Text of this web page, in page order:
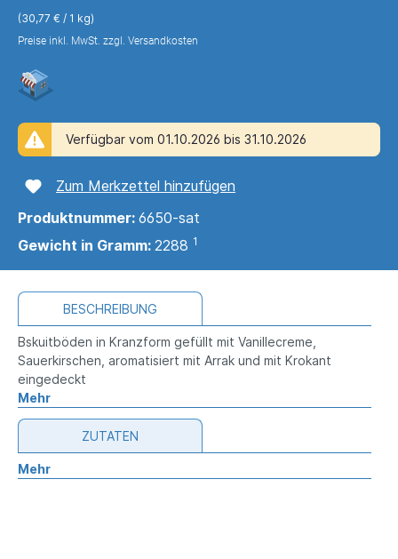
(30,77 € / 1 kg)
Preise inkl. MwSt. zzgl. Versandkosten
Verfügbar vom 01.10.2026 bis 31.10.2026
Zum Merkzettel hinzufügen
Produktnummer: 6650-sat
Gewicht in Gramm: 2288 1
BESCHREIBUNG
Bskuitböden in Kranzform gefüllt mit Vanillecreme,
Sauerkirschen, aromatisiert mit Arrak und mit Krokant
eingedeckt
Mehr
ZUTATEN
Mehr